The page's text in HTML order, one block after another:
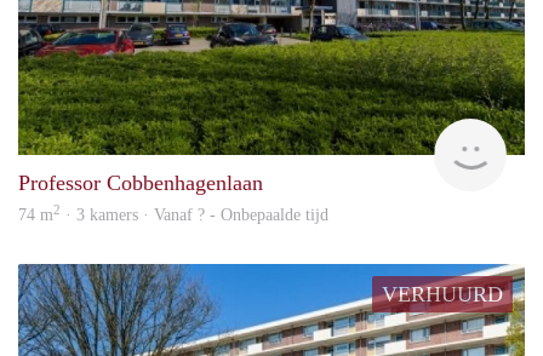
Professor Cobbenhagenlaan
74 m2 · 3 kamers · Vanaf ? - Onbepaalde tijd
VERHUURD